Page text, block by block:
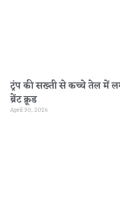
ट्रंप की सख्ती से कच्चे तेल में
ब्रेंट क्रूड
April 30, 2026